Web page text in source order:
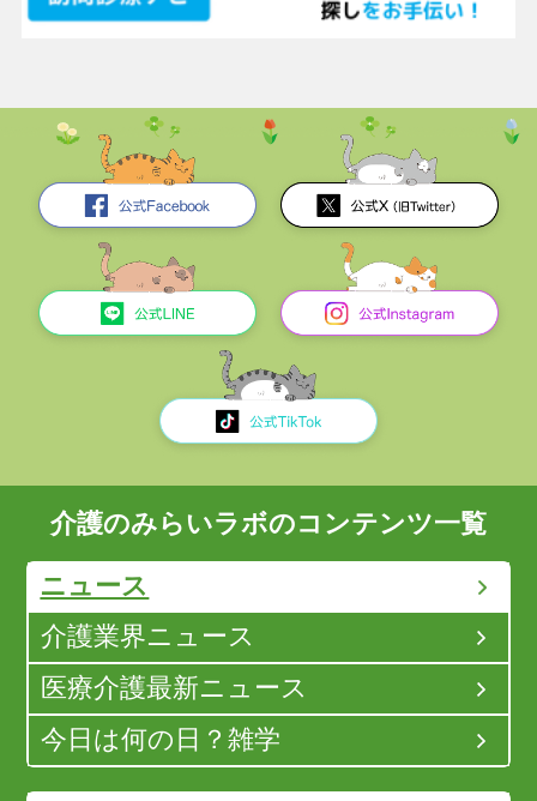
介護のみらいラボのコンテンツ一覧
ニュース
介護業界ニュース
医療介護最新ニュース
今日は何の日？雑学